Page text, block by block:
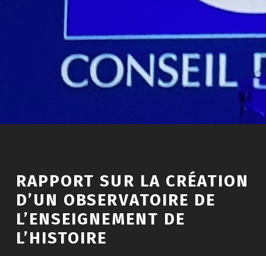
RAPPORT SUR LA CRÉATION
D’UN OBSERVATOIRE DE
L’ENSEIGNEMENT DE
L’HISTOIRE